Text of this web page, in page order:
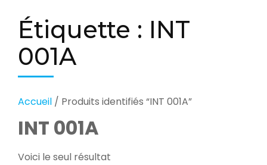
Étiquette : INT
001A
Accueil / Produits identifiés “INT 001A”
INT 001A
Voici le seul résultat